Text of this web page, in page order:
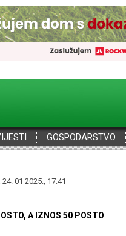
GOSPODARSTVO
24. 01 2025., 17:41
A IZNOS 50 POSTO